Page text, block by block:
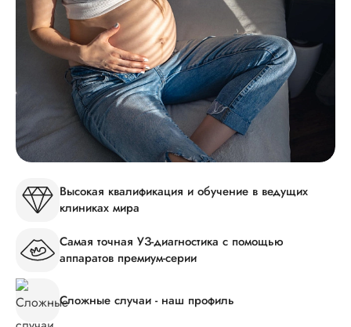
Высокая квалификация и обучение в ведущих
клиниках мира
Самая точная УЗ-диагностика с помощью
аппаратов премиум-серии
Сложные случаи - наш профиль